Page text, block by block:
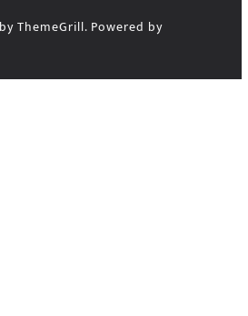
by ThemeGrill. Powered by